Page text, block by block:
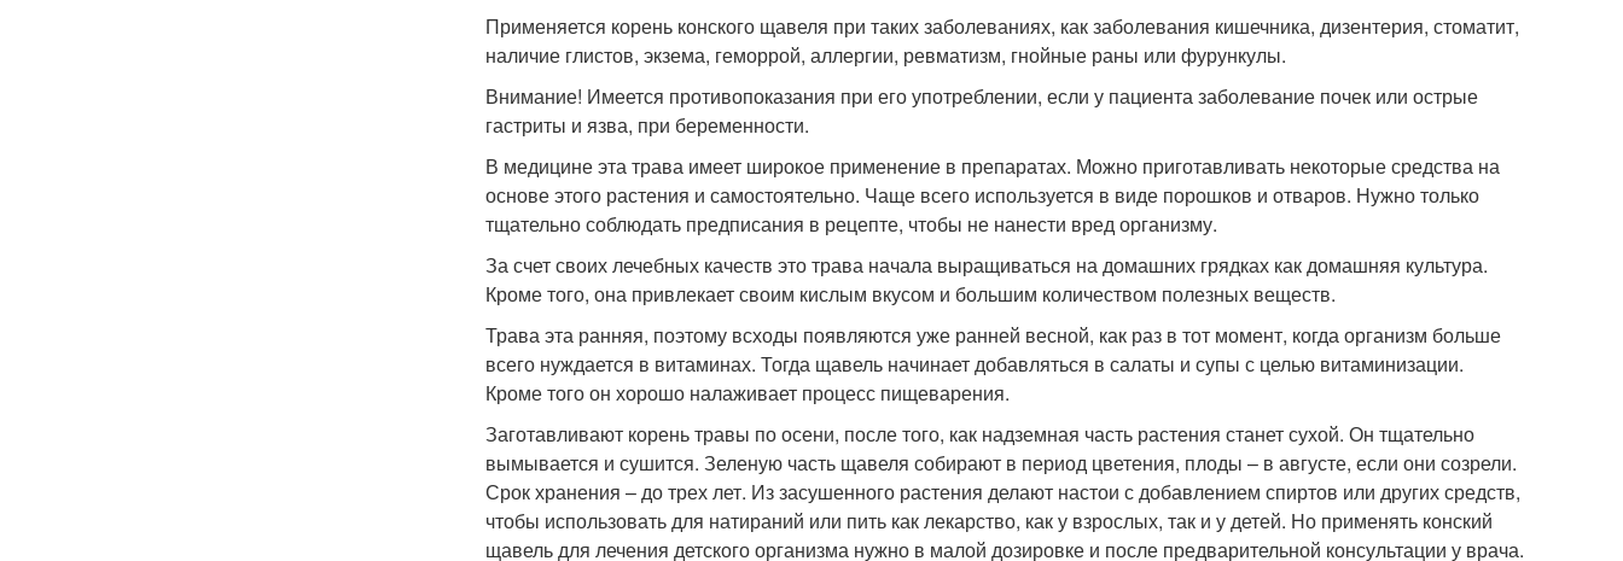
Применяется корень конского щавеля при таких заболеваниях, как заболевания кишечника, дизентерия, стоматит,
наличие глистов, экзема, геморрой, аллергии, ревматизм, гнойные раны или фурункулы.
Внимание! Имеется противопоказания при его употреблении, если у пациента заболевание почек или острые
гастриты и язва, при беременности.
В медицине эта трава имеет широкое применение в препаратах. Можно приготавливать некоторые средства на
основе этого растения и самостоятельно. Чаще всего используется в виде порошков и отваров. Нужно только
тщательно соблюдать предписания в рецепте, чтобы не нанести вред организму.
За счет своих лечебных качеств это трава начала выращиваться на домашних грядках как домашняя культура.
Кроме того, она привлекает своим кислым вкусом и большим количеством полезных веществ.
Трава эта ранняя, поэтому всходы появляются уже ранней весной, как раз в тот момент, когда организм больше
всего нуждается в витаминах. Тогда щавель начинает добавляться в салаты и супы с целью витаминизации.
Кроме того он хорошо налаживает процесс пищеварения.
Заготавливают корень травы по осени, после того, как надземная часть растения станет сухой. Он тщательно
вымывается и сушится. Зеленую часть щавеля собирают в период цветения, плоды – в августе, если они созрели.
Срок хранения – до трех лет. Из засушенного растения делают настои с добавлением спиртов или других средств,
чтобы использовать для натираний или пить как лекарство, как у взрослых, так и у детей. Но применять конский
щавель для лечения детского организма нужно в малой дозировке и после предварительной консультации у врача.